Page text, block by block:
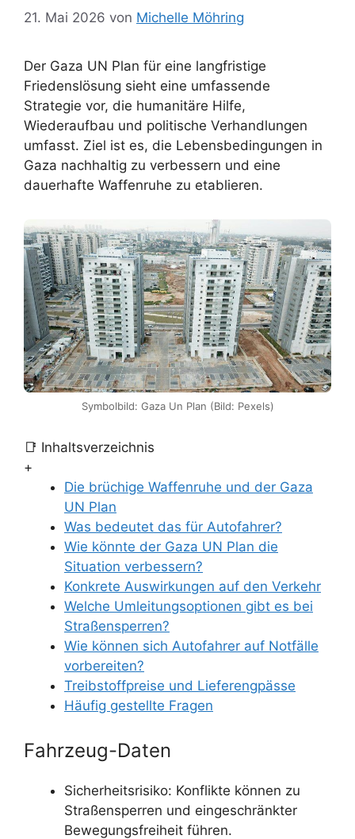
21. Mai 2026 von Michelle Möhring
Der Gaza UN Plan für eine langfristige
Friedenslösung sieht eine umfassende
Strategie vor, die humanitäre Hilfe,
Wiederaufbau und politische Verhandlungen
umfasst. Ziel ist es, die Lebensbedingungen in
Gaza nachhaltig zu verbessern und eine
dauerhafte Waffenruhe zu etablieren.
Symbolbild: Gaza Un Plan (Bild: Pexels)
📑 Inhaltsverzeichnis
+
Die brüchige Waffenruhe und der Gaza
UN Plan
Was bedeutet das für Autofahrer?
Wie könnte der Gaza UN Plan die
Situation verbessern?
Konkrete Auswirkungen auf den Verkehr
Welche Umleitungsoptionen gibt es bei
Straßensperren?
Wie können sich Autofahrer auf Notfälle
vorbereiten?
Treibstoffpreise und Lieferengpässe
Häufig gestellte Fragen
Fahrzeug-Daten
Sicherheitsrisiko: Konflikte können zu
Straßensperren und eingeschränkter
Bewegungsfreiheit führen.